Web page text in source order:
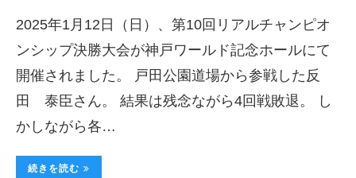
2025年1月12日（日）、第10回リアルチャンピオ
ンシップ決勝大会が神戸ワールド記念ホールにて
開催されました。 戸田公園道場から参戦した反
田 泰臣さん。 結果は残念ながら4回戦敗退。 し
かしながら各…
続きを読む